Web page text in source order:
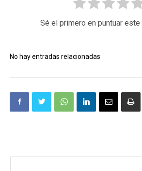
Sé el primero en puntuar este
No hay entradas relacionadas